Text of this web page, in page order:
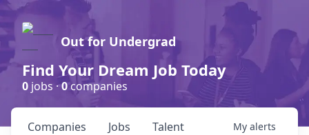
Out for Undergrad
Find Your Dream Job Today
0 jobs ·0companies
Jobs
Companies Talent My alerts